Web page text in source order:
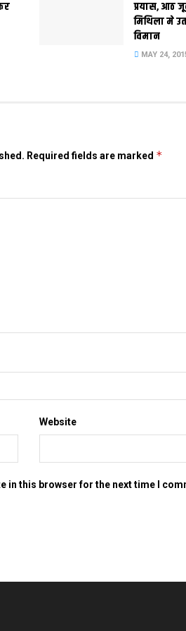
प्रयास, आठ
मिथिला मे
विमान
MAY 24,
Required fields are marked *
Website
in this browser for the next time I